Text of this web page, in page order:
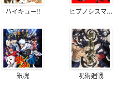
ハイキュー!! ヒプノシスマ...
銀魂 呪術廻戦